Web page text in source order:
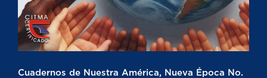
Cuadernos de Nuestra América, Nueva Época No.